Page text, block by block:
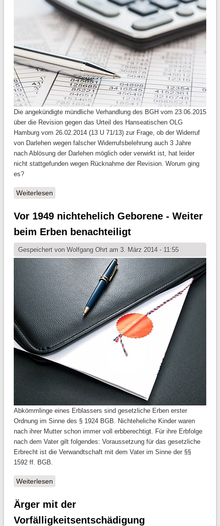
Die angekündigte mündliche Verhandlung des BGH vom 23.06.2015
über die Revision gegen das Urteil des Hanseatischen OLG
Hamburg vom 26.02.2014 (13 U 71/13) zur Frage, ob der Widerruf
von Darlehen wegen falscher Widerrufsbelehrung auch 3 Jahre
nach Ablösung der Darlehen möglich oder verwirkt ist, hat leider
nicht stattgefunden wegen Rücknahme der Revision. Worum ging
es?
Weiterlesenüber Treuwidriger Vergleich zur Frage der
Vor 1949 nichtehelich Geborene - Weiter
beim Erben benachteiligt
Gespeichert von Wolfgang Ohrtam 3. März 2014 - 11:55
Abkömmlinge eines Erblassers sind gesetzliche Erben erster
Ordnung im Sinne des § 1924 BGB. Nichteheliche Kinder waren
nach ihrer Mutter schon immer voll erbberechtigt. Für ihre Erbfolge
nach dem Vater gilt folgendes: Voraussetzung für das gesetzliche
Erbrecht ist die Verwandtschaft mit dem Vater im Sinne der §§
1592 ff. BGB.
Weiterlesenüber Vor 1949 nichtehelich Geborene - Weiter beim
Ärger mit der
Vorfälligkeitsentschädigung